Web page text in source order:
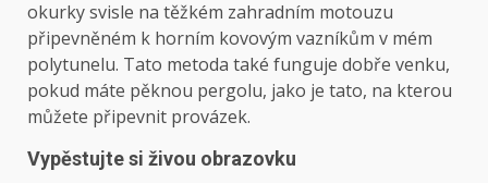
okurky svisle na těžkém zahradním motouzu
připevněném k horním kovovým vazníkům v mém
polytunelu. Tato metoda také funguje dobře venku,
pokud máte pěknou pergolu, jako je tato, na kterou
můžete připevnit provázek.
Vypěstujte si živou obrazovku